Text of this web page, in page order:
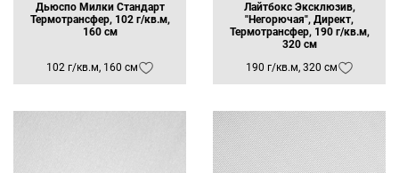
Дьюспо Милки Стандарт
Термотрансфер, 102 г/кв.м,
160 см
102 г/кв.м, 160 см
Лайтбокс Эксклюзив,
"Негорючая", Директ,
Термотрансфер, 190 г/кв.м,
320 см
190 г/кв.м, 320 см